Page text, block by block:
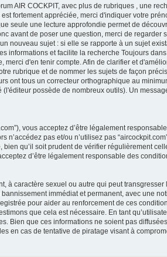
AIR COCKPIT, avec plus de rubriques , une
fortement appréciée, merci d'indiquer votre
seule une lecture approfondie permet de
avant de poser une question, merci de regarder
nouveau sujet : si elle se rapporte à un sujet
informations et facilite la recherche Toujours dans
d'en tenir compte. Afin de clarifier et
rubrique et de nommer les sujets de façon
ont tous un correcteur orthographique au
possède de nombreux outils). Un
vous acceptez d’être légalement
pas et/ou n’utilisez pas
qu’il soit prudent de vérifier régulièrement
d’être légalement responsable des
à caractère sexuel ou autre qui peut transgresser
immédiat et permanent, avec une
pour aider au renforcement de ces
que cela est nécessaire. En tant
Bien que ces informations ne soient pas
en cas de tentative de piratage visant à